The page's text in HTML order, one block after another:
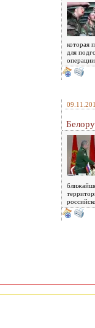
которая
для